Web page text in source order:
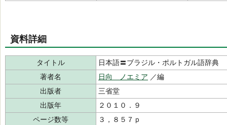
資料詳細
タイトル
日本語〓ブラジル・ポルトガル語辞典
著者名
日向 ノエミア ／編
出版者
三省堂
出版年
２０１０．９
ページ数等
３，８５７ｐ